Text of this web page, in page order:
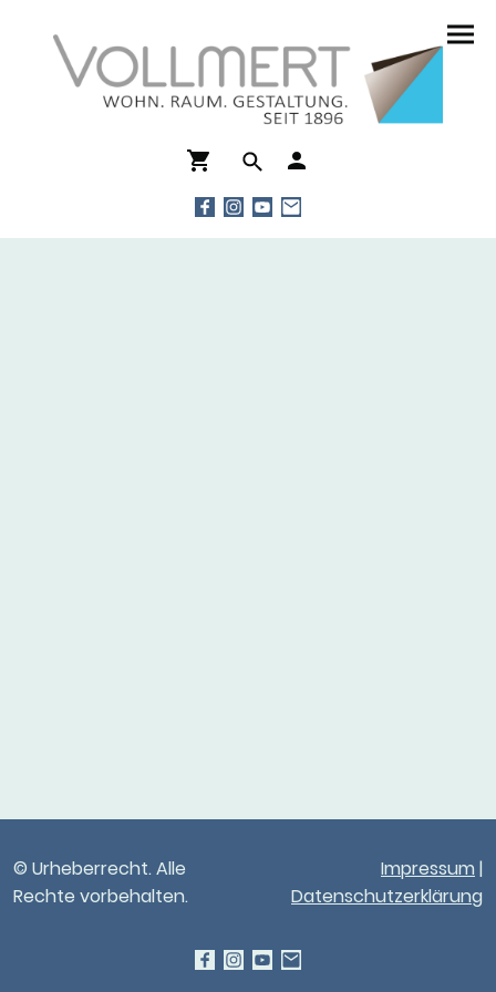
© Urheberrecht. Alle
Rechte vorbehalten.
Impressum |
Datenschutzerklärung